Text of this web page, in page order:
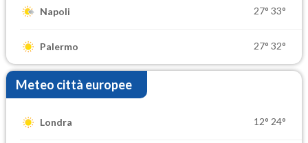
Napoli 27° 33°
Palermo 27° 32°
Meteo città europee
Londra 12° 24°